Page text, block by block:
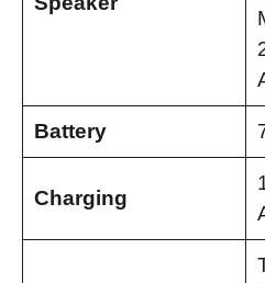
Battery
Charging